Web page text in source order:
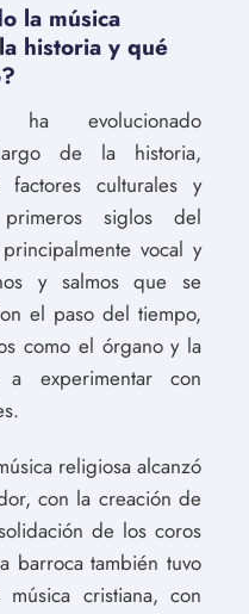
la música
historia y qué
evolucionado
de la historia,
culturales y
siglos del
vocal y
y salmos que se
el paso del tiempo,
como el órgano y la
experimentar con
religiosa alcanzó
con la creación de
de los coros
barroca también tuvo
cristiana, con